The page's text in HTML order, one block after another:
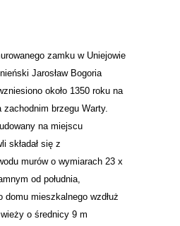
zamku w Uniejowie
Jarosław Bogoria
około 1350 roku na
brzegu Warty.
na miejscu
składał się z
murów o wymiarach 23 x
od południa,
domu mieszkalnego wzdłuż
o średnicy 9 m